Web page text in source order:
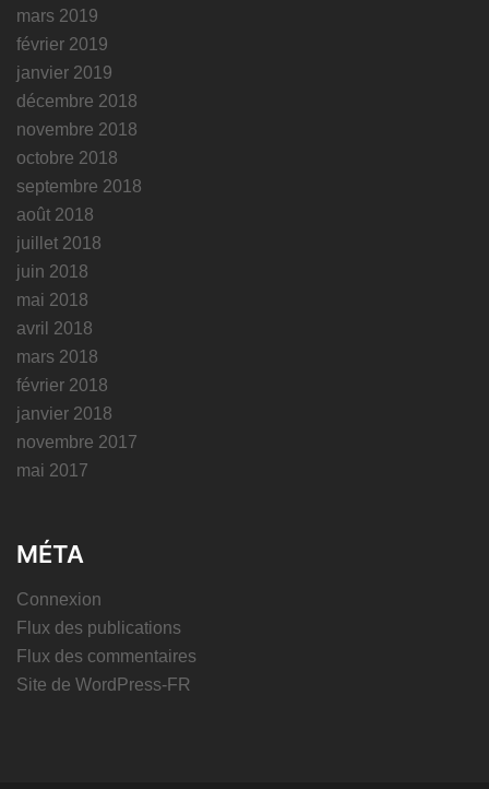
mars 2019
février 2019
janvier 2019
décembre 2018
novembre 2018
octobre 2018
septembre 2018
août 2018
juillet 2018
juin 2018
mai 2018
avril 2018
mars 2018
février 2018
janvier 2018
novembre 2017
mai 2017
MÉTA
Connexion
Flux des publications
Flux des commentaires
Site de WordPress-FR